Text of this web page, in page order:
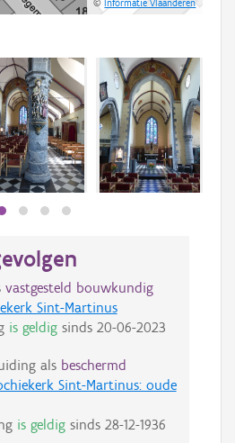
©Informatie Vlaanderen
vastgesteld bouwkundig
Sint-Martinus
is geldigsinds 20-06-2023
als beschermd
Sint-Martinus: oude
is geldigsinds 28-12-1936